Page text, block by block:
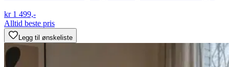
kr 1 499,-
Alltid beste pris
Legg til ønskeliste